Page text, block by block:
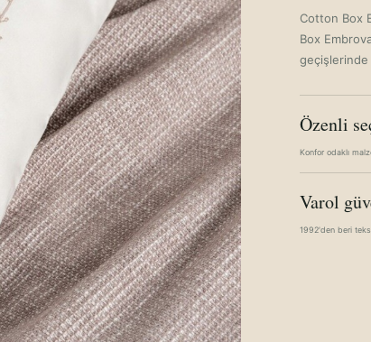
Cotton Box
Box
geçişlerinde
Özenli
Konfor odaklı
Varol
1992'den beri